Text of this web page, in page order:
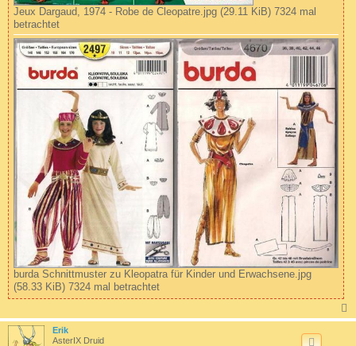
Jeux Dargaud, 1974 - Robe de Cleopatre.jpg (29.11 KiB) 7324 mal
betrachtet
burda Schnittmuster zu Kleopatra für Kinder und Erwachsene.jpg
(58.33 KiB) 7324 mal betrachtet
a
Erik
AsterIX Druid